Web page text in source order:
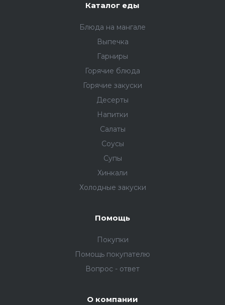
Каталог еды
Блюда на мангале
Выпечка
Гарниры
Горячие блюда
Горячие закуски
Десерты
Напитки
Салаты
Соусы
Супы
Хинкали
Холодные закуски
Помощь
Покупки
Помощь покупателю
Вопрос - ответ
О компании